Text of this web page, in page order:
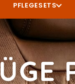
PFLEGESETS